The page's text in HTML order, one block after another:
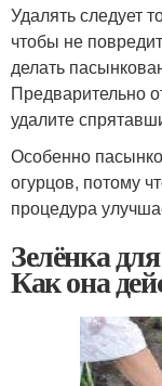
Удалять следует
чтобы не
делать
Предварительно
удалите
Особенно
огурцов, потому
процедура
Зелёнка
Как она